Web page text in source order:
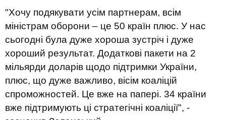
"Хочу подякувати усім партнерам, всім
міністрам оборони – це 50 країн плюс. У нас
сьогодні була дуже хороша зустріч і дуже
хороший результат. Додаткові пакети на 2
мільярди доларів щодо підтримки України,
плюс, що дуже важливо, вісім коаліцій
спроможностей. Це вже на папері. 34 країни
вже підтримують ці стратегічні коаліції", -